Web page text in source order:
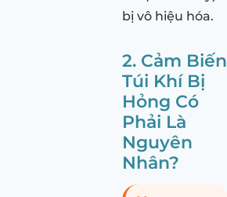
bị vô hiệu hóa.
2. Cảm Biến
Túi Khí Bị
Hỏng Có
Phải Là
Nguyên
Nhân?